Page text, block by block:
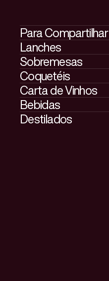
Para Compartilhar
Lanches
Sobremesas
Coquetéis
Carta de Vinhos
Bebidas
Destilados